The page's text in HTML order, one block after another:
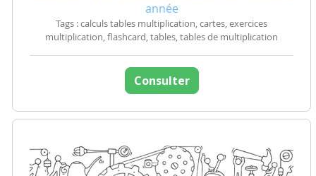
année
Tags : calculs tables multiplication, cartes, exercices
multiplication, flashcard, tables, tables de multiplication
Consulter